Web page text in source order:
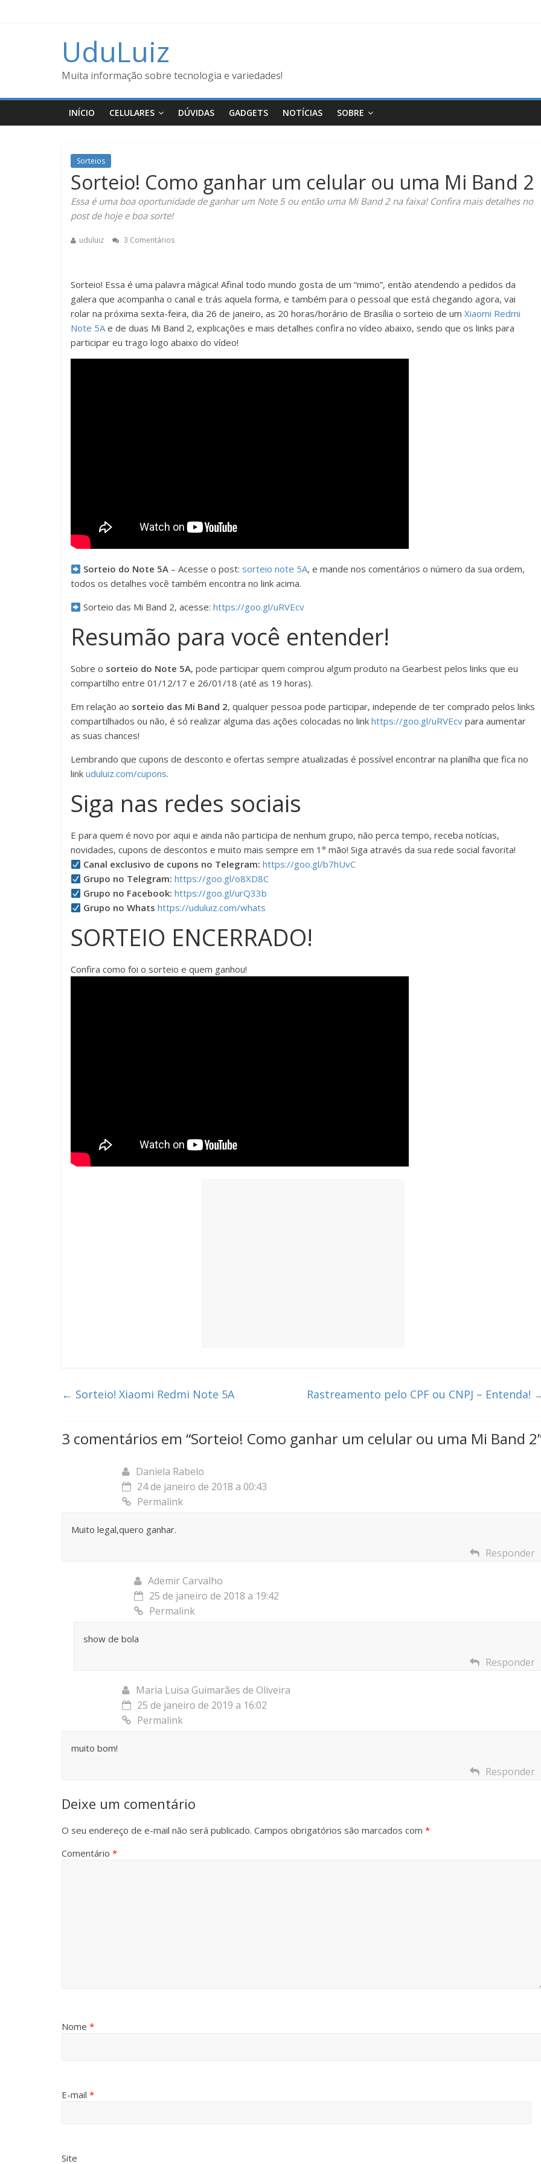
UduLuiz
Muita informação sobre tecnologia e variedades!
INÍCIO CELULARES DÚVIDAS GADGETS NOTÍCIAS SOBRE
Sorteios
Sorteio! Como ganhar um celular ou uma Mi Band 2
Essa é uma boa oportunidade de ganhar um Note 5 ou então uma Mi Band 2 na faixa! Confira mais detalhes no
post de hoje e boa sorte!
uduluiz 3 Comentários
Sorteio! Essa é uma palavra mágica! Afinal todo mundo gosta de um “mimo”, então atendendo a pedidos da
galera que acompanha o canal e trás aquela forma, e também para o pessoal que está chegando agora, vai
rolar na próxima sexta-feira, dia 26 de janeiro, as 20 horas/horário de Brasília o sorteio de um Xiaomi Redmi
Note 5Ae de duas Mi Band 2, explicações e mais detalhes confira no vídeo abaixo, sendo que os links para
participar eu trago logo abaixo do vídeo!
Sorteio do Note 5A – Acesse o post:sorteio note 5A, e mande nos comentários o número da sua ordem,
todos os detalhes você também encontra no link acima.
Sorteio das Mi Band 2, acesse:https://goo.gl/uRVEcv
Resumão para você entender!
Sobre o sorteio do Note 5A, pode participar quem comprou algum produto na Gearbest pelos links que eu
compartilho entre 01/12/17 e 26/01/18 (até as 19 horas).
Em relação ao sorteio das Mi Band 2, qualquer pessoa pode participar, independe de ter comprado pelos links
compartilhados ou não, é só realizar alguma das ações colocadas no link https://goo.gl/uRVEcv para aumentar
as suas chances!
Lembrando que cupons de desconto e ofertas sempre atualizadas é possível encontrar na planilha que fica no
link uduluiz.com/cupons.
Siga nas redes sociais
E para quem é novo por aqui e ainda não participa de nenhum grupo, não perca tempo, receba notícias,
novidades, cupons de descontos e muito mais sempre em 1° mão! Siga através da sua rede social favorita!
Canal exclusivo de cupons no Telegram: https://goo.gl/b7hUvC
Grupo no Telegram: https://goo.gl/o8XD8C
Grupo no Facebook: https://goo.gl/urQ33b
Grupo no Whats https://uduluiz.com/whats
SORTEIO ENCERRADO!
Confira como foi o sorteio e quem ganhou!
← Sorteio! Xiaomi Redmi Note 5A Rastreamento pelo CPF ou CNPJ – Entenda!
3 comentários em “Sorteio! Como ganhar um celular ou uma Mi Band 2
Daniela Rabelo
24 de janeiro de 2018 a 00:43
Permalink
Muito legal,quero ganhar.
Responder
Ademir Carvalho
25 de janeiro de 2018 a 19:42
Permalink
show de bola
Responder
Maria Luisa Guimarães de Oliveira
25 de janeiro de 2019 a 16:02
Permalink
muito bom!
Responder
Deixe um comentário
O seu endereço de e-mail não será publicado. Campos obrigatórios são marcados com *
Comentário *
Nome *
E-mail *
Site